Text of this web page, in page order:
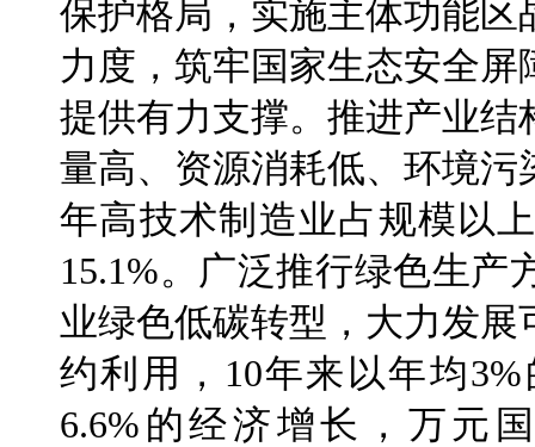
保护格局，实施主体功能
力度，筑牢国家生态安全
提供有力支撑。推进产业
量高、资源消耗低、环境
年高技术制造业占规模以
15.1%。广泛推行绿色生产
业绿色低碳转型，大力发
约利用，10年来以年均
6.6%的经济增长，万元